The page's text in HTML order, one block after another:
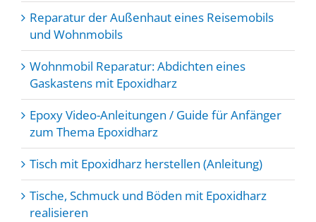
Reparatur der Außenhaut eines Reisemobils
und Wohnmobils
Wohnmobil Reparatur: Abdichten eines
Gaskastens mit Epoxidharz
Epoxy Video-Anleitungen / Guide für Anfänger
zum Thema Epoxidharz
Tisch mit Epoxidharz herstellen (Anleitung)
Tische, Schmuck und Böden mit Epoxidharz
realisieren